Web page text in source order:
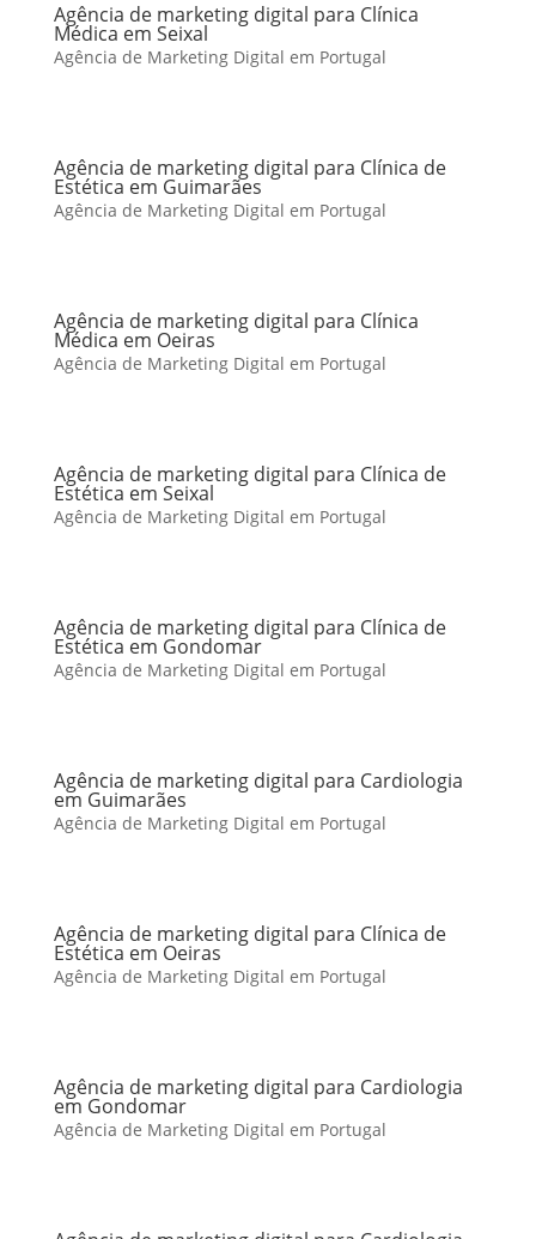
Agência de marketing digital para Clínica
Médica em Seixal
Agência de Marketing Digital em Portugal
Agência de marketing digital para Clínica de
Estética em Guimarães
Agência de Marketing Digital em Portugal
Agência de marketing digital para Clínica
Médica em Oeiras
Agência de Marketing Digital em Portugal
Agência de marketing digital para Clínica de
Estética em Seixal
Agência de Marketing Digital em Portugal
Agência de marketing digital para Clínica de
Estética em Gondomar
Agência de Marketing Digital em Portugal
Agência de marketing digital para Cardiologia
em Guimarães
Agência de Marketing Digital em Portugal
Agência de marketing digital para Clínica de
Estética em Oeiras
Agência de Marketing Digital em Portugal
Agência de marketing digital para Cardiologia
em Gondomar
Agência de Marketing Digital em Portugal